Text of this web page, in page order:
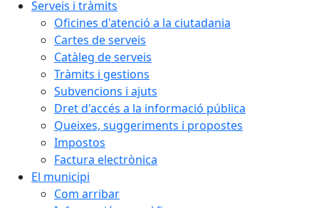
Serveis i tràmits
Oficines d'atenció a la ciutadania
Cartes de serveis
Catàleg de serveis
Tràmits i gestions
Subvencions i ajuts
Dret d'accés a la informació pública
Queixes, suggeriments i propostes
Impostos
Factura electrònica
El municipi
Com arribar